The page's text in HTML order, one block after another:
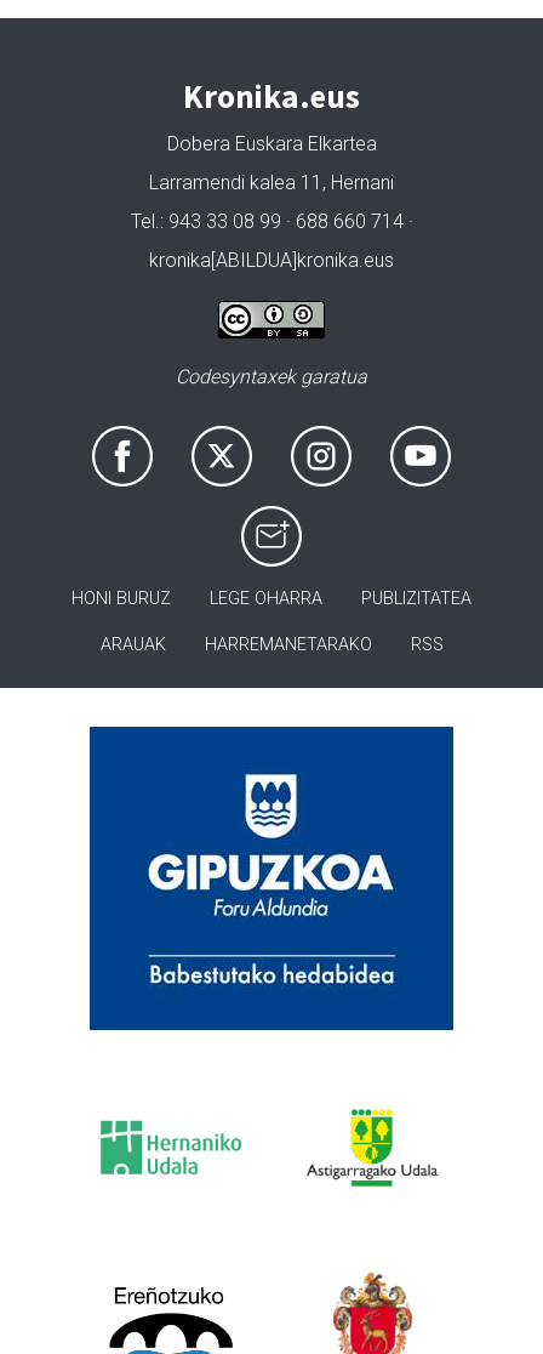
Kronika.eus
Dobera Euskara Elkartea
Larramendi kalea 11, Hernani
Tel.: 943 33 08 99 · 688 660 714 ·
kronika[ABILDUA]kronika.eus
Codesyntaxek garatua
HONI BURUZ LEGE OHARRA PUBLIZITATEA
ARAUAK HARREMANETARAKO RSS